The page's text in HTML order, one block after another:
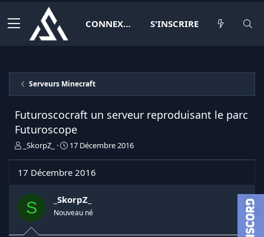
CONNEXION S'INSCRIRE
Serveurs Minecraft
Futuroscocraft un serveur reproduisant le parc
Futuroscope
t
a
e
u
_SkorpZ_
D
e
e
é
17 Décembre 2016
17 Décembre 2016
S _SkorpZ_
Nouveau né